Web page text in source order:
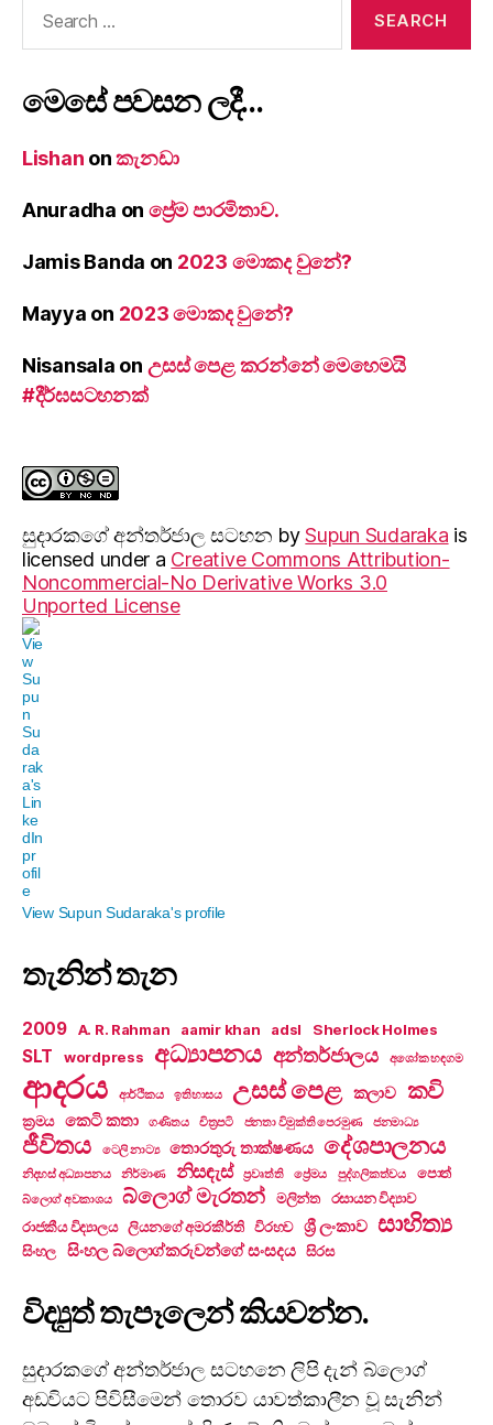
මෙසේ පවසන ලදී…
Lishan onකැනඩා
Anuradha on ප්‍රේම පාරමිතාව.
Jamis Banda on 2023 මොකද වුනේ?
Mayya on 2023 මොකද වුනේ?
Nisansala on උසස් පෙළ කරන්නේ මෙහෙමයි
#දීර්ඝසටහනක්
සුදාරක‍ගේ අන්තර්ජාල සටහන bySupun Sudaraka is
licensed under a Creative Commons Attribution-
Noncommercial-No Derivative Works 3.0
Unported License
View Supun Sudaraka's profile
තැනින් තැන
2009 A. R. Rahman aamir khan adsl Sherlock Holmes
SLT wordpress අධ්‍යාපනය අන්තර්ජාලය අශෝක හඳගම
ආදරය ආර්ථිකය ඉතිහාසය උසස් පෙළ කලාව කවි
ක්‍රමය කෙටි කතා ගණිතය චිත්‍රපටි ජනතා විමුක්ති පෙරමුණ ජනමාධ්‍ය
ජීවිතය ටෙලි නාට්‍ය තොරතුරු තාක්ෂණය දේශපාලනය
නිදහස් අධ්‍යාපනය නිර්මාණ නිසඳැස් ප්‍රවෘත්ති ප්‍රේමය පුද්ගලිකත්වය පොත්
බ්ලොග් අවකාශය බ්ලොග් මැරතන් මලින්ත
රසායන විද්‍යාව
රාජකීය විද්‍යාලය
ලියනගේ අමරකීර්ති විරහව ශ්‍රී ලංකාව සාහිත්‍ය
සිංහල සිංහල බ්ලොග්කරුවන්ගේ සංසදය සිරස
විද්‍යුත් තැපෑලෙන් කියවන්න.
සුදාරකගේ අන්තර්ජාල සටහනෙ ලිපි දැන් බ්ලොග්
අඩවියට පිවිසීමෙන් තොරව යාවත්කාලීන වූ සැනින්